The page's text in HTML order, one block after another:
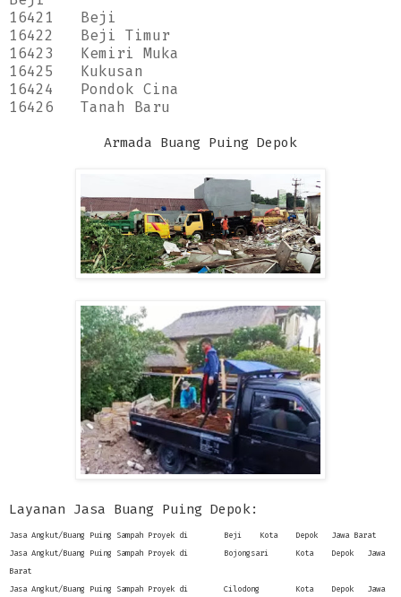
16421
Beji
16422
Beji Timur
16423
Kemiri Muka
16425
Kukusan
16424
Pondok Cina
16426
Tanah Baru
Armada Buang Puing Depok
Layanan Jasa Buang Puing Depok:
Jasa Angkut/Buang Puing Sampah Proyek di Beji Kota Depok
Jawa Barat
Jasa Angkut/Buang Puing Sampah Proyek di
Bojongsari Kota Depok
Jawa
Barat
Jasa Angkut/Buang Puing Sampah Proyek di
Cilodong Kota Depok
Jawa